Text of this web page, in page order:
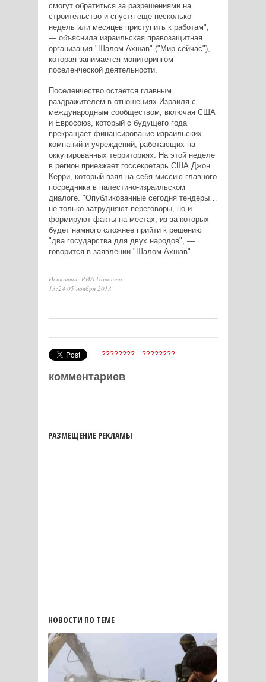
смогут обратиться за разрешениями на
строительство и спустя еще несколько
недель или месяцев приступить к работам",
— объяснила израильская правозащитная
организация "Шалом Ахшав" ("Мир сейчас"),
которая занимается мониторингом
поселенческой деятельности.
Поселенчество остается главным
раздражителем в отношениях Израиля с
международным сообществом, включая США
и Евросоюз, который с будущего года
прекращает финансирование израильских
компаний и учреждений, работающих на
оккупированных территориях. На этой неделе
в регион приезжает госсекретарь США Джон
Керри, который взял на себя миссию главного
посредника в палестино-израильском
диалоге. "Опубликованные сегодня тендеры…
не только затрудняют переговоры, но и
формируют факты на местах, из-за которых
будет намного сложнее прийти к решению
"два государства для двух народов", —
говорится в заявлении "Шалом Ахшав".
Источник: РИА Новости
13:24 05 ноября 2013
???????? ????????
комментариев
РАЗМЕЩЕНИЕ РЕКЛАМЫ
НОВОСТИ ПО ТЕМЕ